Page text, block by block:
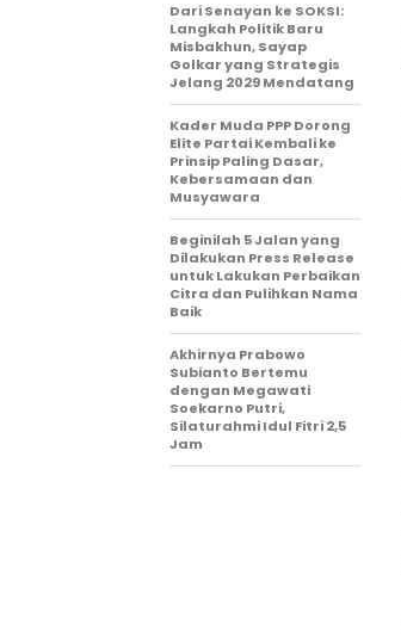
Dari Senayan ke SOKSI:
Langkah Politik Baru
Misbakhun, Sayap
Golkar yang Strategis
Jelang 2029 Mendatang
Kader Muda PPP Dorong
Elite Partai Kembali ke
Prinsip Paling Dasar,
Kebersamaan dan
Musyawara
Beginilah 5 Jalan yang
Dilakukan Press Release
untuk Lakukan Perbaikan
Citra dan Pulihkan Nama
Baik
Akhirnya Prabowo
Subianto Bertemu
dengan Megawati
Soekarno Putri,
Silaturahmi Idul Fitri 2,5
Jam